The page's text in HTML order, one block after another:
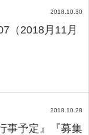
2018.10.30
（2018月11月
2018.10.28
事予定』『募集